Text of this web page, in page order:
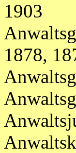
1903
1878,